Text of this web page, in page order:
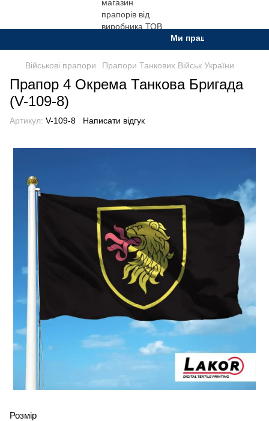
Ми працюємо. Все буде
Військові прапори Прапори Танкових Військ України
Прапор 4 Окрема Танкова Бригада
(V-109-8)
Артикул: V-109-8 Написати відгук
Розмір